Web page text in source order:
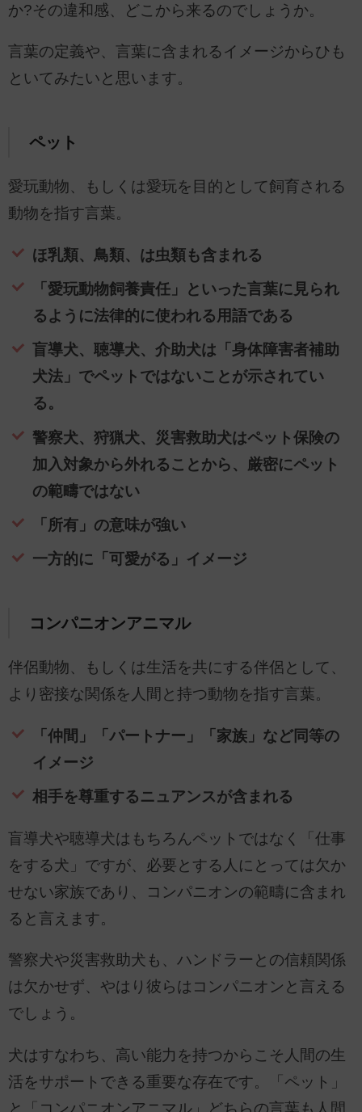
か?その違和感、どこから来るのでしょうか。
言葉の定義や、言葉に含まれるイメージからひも
といてみたいと思います。
ペット
愛玩動物、もしくは愛玩を目的として飼育される
動物を指す言葉。
ほ乳類、鳥類、は虫類も含まれる
「愛玩動物飼養責任」といった言葉に見られ
るように法律的に使われる用語である
盲導犬、聴導犬、介助犬は「身体障害者補助
犬法」でペットではないことが示されてい
る。
警察犬、狩猟犬、災害救助犬はペット保険の
加入対象から外れることから、厳密にペット
の範疇ではない
「所有」の意味が強い
一方的に「可愛がる」イメージ
コンパニオンアニマル
伴侶動物、もしくは生活を共にする伴侶として、
より密接な関係を人間と持つ動物を指す言葉。
「仲間」「パートナー」「家族」など同等の
イメージ
相手を尊重するニュアンスが含まれる
盲導犬や聴導犬はもちろんペットではなく「仕事
をする犬」ですが、必要とする人にとっては欠か
せない家族であり、コンパニオンの範疇に含まれ
ると言えます。
警察犬や災害救助犬も、ハンドラーとの信頼関係
は欠かせず、やはり彼らはコンパニオンと言える
でしょう。
犬はすなわち、高い能力を持つからこそ人間の生
活をサポートできる重要な存在です。「ペット」
と「コンパニオンアニマル」どちらの言葉も人間